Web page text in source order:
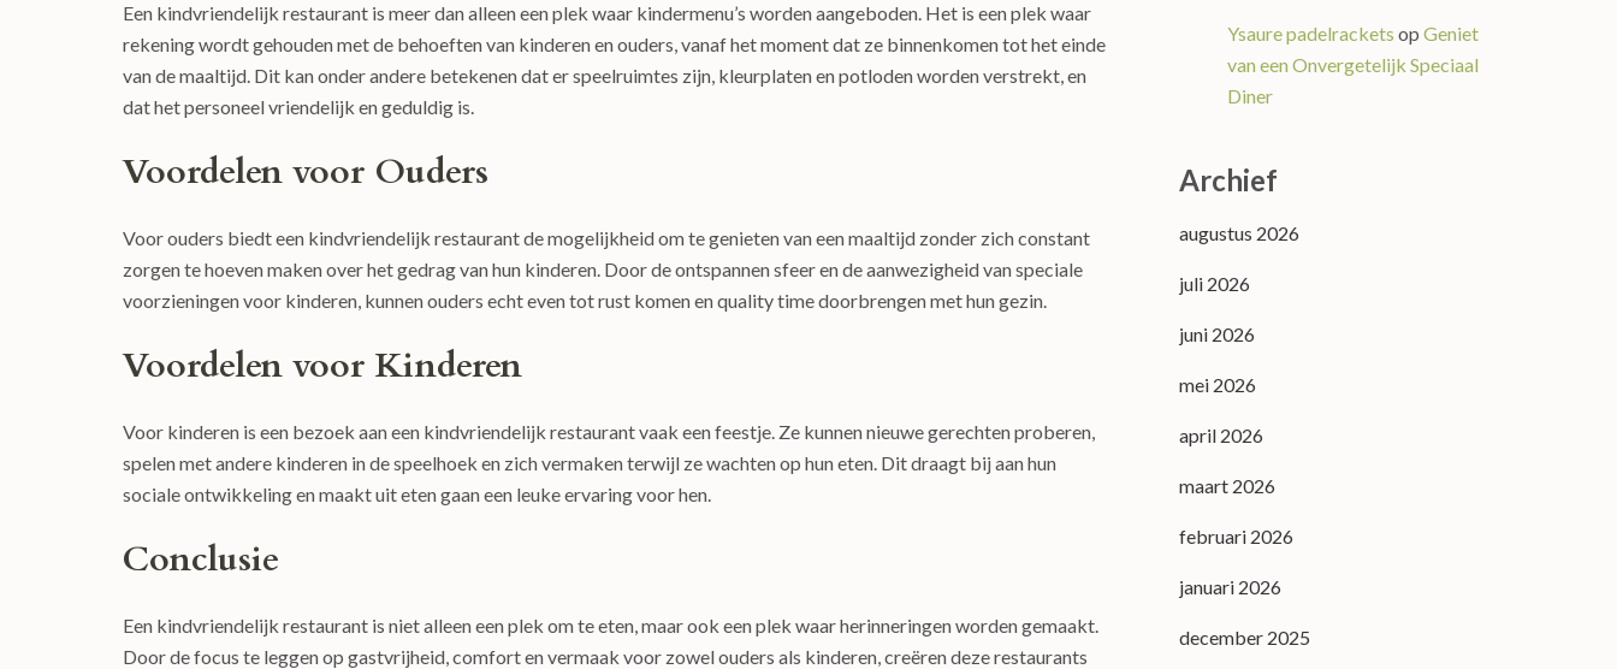
Een kindvriendelijk restaurant is meer dan alleen een plek waar kindermenu’s worden aangeboden. Het is een plek waar
rekening wordt gehouden met de behoeften van kinderen en ouders, vanaf het moment dat ze binnenkomen tot het einde
van de maaltijd. Dit kan onder andere betekenen dat er speelruimtes zijn, kleurplaten en potloden worden verstrekt, en
dat het personeel vriendelijk en geduldig is.
Voordelen voor Ouders
Voor ouders biedt een kindvriendelijk restaurant de mogelijkheid om te genieten van een maaltijd zonder zich constant
zorgen te hoeven maken over het gedrag van hun kinderen. Door de ontspannen sfeer en de aanwezigheid van speciale
voorzieningen voor kinderen, kunnen ouders echt even tot rust komen en quality time doorbrengen met hun gezin.
Voordelen voor Kinderen
Voor kinderen is een bezoek aan een kindvriendelijk restaurant vaak een feestje. Ze kunnen nieuwe gerechten proberen,
spelen met andere kinderen in de speelhoek en zich vermaken terwijl ze wachten op hun eten. Dit draagt bij aan hun
sociale ontwikkeling en maakt uit eten gaan een leuke ervaring voor hen.
Conclusie
Een kindvriendelijk restaurant is niet alleen een plek om te eten, maar ook een plek waar herinneringen worden gemaakt.
Door de focus te leggen op gastvrijheid, comfort en vermaak voor zowel ouders als kinderen, creëren deze restaurants
Ysaure padelrackets op Geniet
van een Onvergetelijk Speciaal
Diner
Archief
augustus 2026
juli 2026
juni 2026
mei 2026
april 2026
maart 2026
februari 2026
januari 2026
december 2025